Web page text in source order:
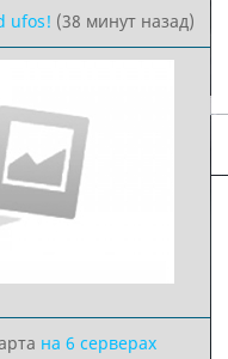
ufos! (38 минут назад)
на 6 серверах